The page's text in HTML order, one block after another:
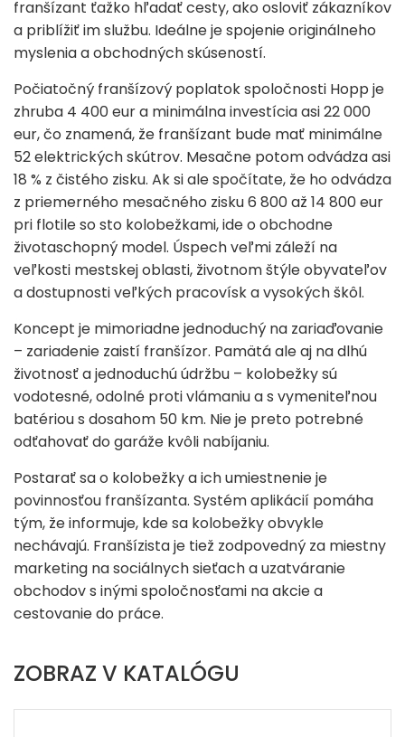
franšízant ťažko hľadať cesty, ako osloviť zákazníkov
a priblížiť im službu. Ideálne je spojenie originálneho
myslenia a obchodných skúseností.
Počiatočný franšízový poplatok spoločnosti Hopp je
zhruba 4 400 eur a minimálna investícia asi 22 000
eur, čo znamená, že franšízant bude mať minimálne
52 elektrických skútrov. Mesačne potom odvádza asi
18 % z čistého zisku. Ak si ale spočítate, že ho odvádza
z priemerného mesačného zisku 6 800 až 14 800 eur
pri flotile so sto kolobežkami, ide o obchodne
životaschopný model. Úspech veľmi záleží na
veľkosti mestskej oblasti, životnom štýle obyvateľov
a dostupnosti veľkých pracovísk a vysokých škôl.
Koncept je mimoriadne jednoduchý na zariaďovanie
– zariadenie zaistí franšízor. Pamätá ale aj na dlhú
životnosť a jednoduchú údržbu – kolobežky sú
vodotesné, odolné proti vlámaniu a s vymeniteľnou
batériou s dosahom 50 km. Nie je preto potrebné
odťahovať do garáže kvôli nabíjaniu.
Postarať sa o kolobežky a ich umiestnenie je
povinnosťou franšízanta. Systém aplikácií pomáha
tým, že informuje, kde sa kolobežky obvykle
nechávajú. Franšízista je tiež zodpovedný za miestny
marketing na sociálnych sieťach a uzatváranie
obchodov s inými spoločnosťami na akcie a
cestovanie do práce.
ZOBRAZ V KATALÓGU